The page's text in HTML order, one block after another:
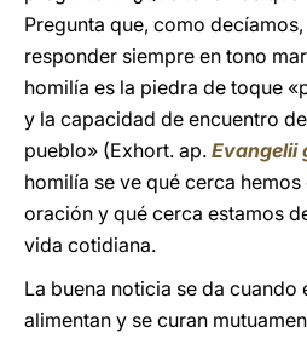
Pregunta que, como
responder siempre en tono
homilía es la piedra de toque
y la capacidad de encuentro
pueblo» (Exhort. ap. Evangelii
homilía se ve qué cerca
oración y qué cerca estamos
vida cotidiana.
La buena noticia se da cuando
alimentan y se curan